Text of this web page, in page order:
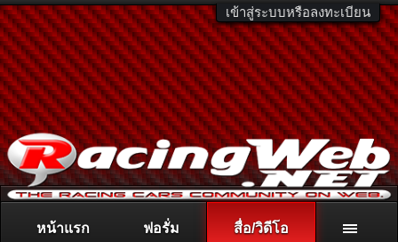
เข้าสู่ระบบหรือลงทะเบียน
ติดต่อลงโฆษณา racingweb@gmail.comหรือโทร. 081-811-1138
หน้าแรก ฟอรั่ม สื่อ/วิดีโอ